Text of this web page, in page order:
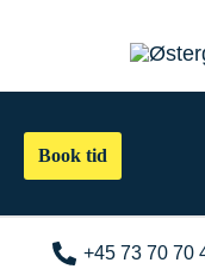
Book tid
+45 73 70 70